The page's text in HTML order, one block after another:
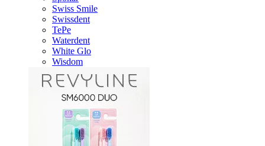
Swiss Smile
Swissdent
TePe
Waterdent
White Glo
Wisdom